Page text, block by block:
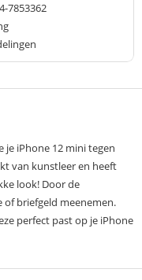
7853362
je iPhone 12 mini tegen
van kunstleer en heeft
look! Door de
of briefgeld meenemen.
perfect past op je iPhone